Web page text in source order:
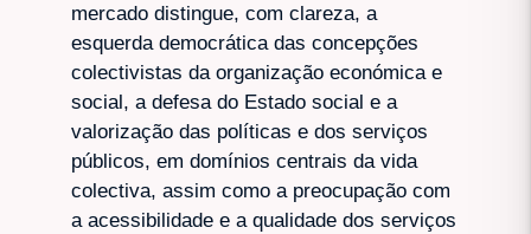
mercado distingue, com clareza, a
esquerda democrática das concepções
colectivistas da organização económica e
social, a defesa do Estado social e a
valorização das políticas e dos serviços
públicos, em domínios centrais da vida
colectiva, assim como a preocupação com
a acessibilidade e a qualidade dos serviços